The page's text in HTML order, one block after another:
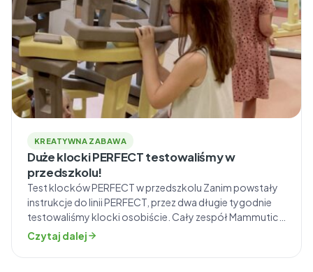
KREATYWNA ZABAWA
Duże klocki PERFECT testowaliśmy w
przedszkolu!
Test klocków PERFECT w przedszkolu Zanim powstały
instrukcje do linii PERFECT, przez dwa długie tygodnie
testowaliśmy klocki osobiście. Cały zespół Mammutico
był zaangażowany w kreatywną zabawę, aby potem
wykonać sesję zdjęciową wznoszenia budowli krok po
Czytaj dalej